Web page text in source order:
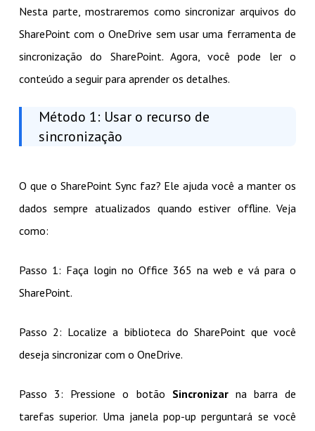
Nesta parte, mostraremos como sincronizar arquivos do
SharePoint com o OneDrive sem usar uma ferramenta de
sincronização do SharePoint. Agora, você pode ler o
conteúdo a seguir para aprender os detalhes.
Método 1: Usar o recurso de
sincronização
O que o SharePoint Sync faz? Ele ajuda você a manter os
dados sempre atualizados quando estiver offline. Veja
como:
Passo 1: Faça login no Office 365 na web e vá para o
SharePoint.
Passo 2: Localize a biblioteca do SharePoint que você
deseja sincronizar com o OneDrive.
Passo 3: Pressione o botão Sincronizarna barra de
tarefas superior. Uma janela pop-up perguntará se você